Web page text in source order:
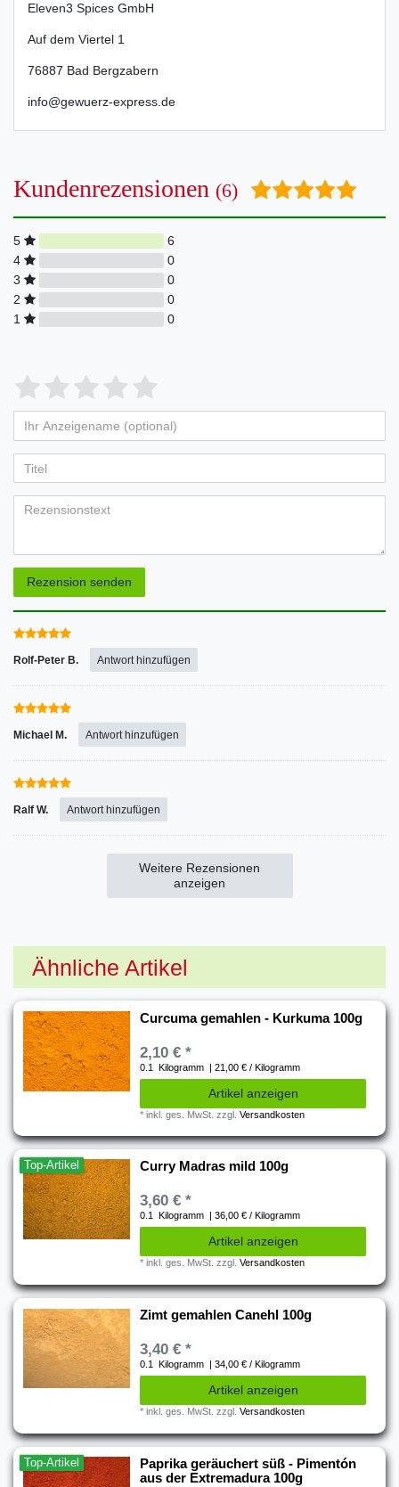
Eleven3 Spices GmbH
Auf dem Viertel 1
76887 Bad Bergzabern
info@gewuerz-express.de
Kundenrezensionen (6)
5
6
4
0
3
0
2
0
1
0
Bewertungssterne
von
5
Bewertungssternen
4
von
5
Bewertungssternen
3
von
5
Bewertungssternen
2
von
5
Bewertungssternen
1
von
5
Bewertungssternen
Anzeigename
(optional)
Rezension senden
Rolf-Peter B. Antwort hinzufügen
Michael M. Antwort hinzufügen
Ralf W. Antwort hinzufügen
Weitere Rezensionen
anzeigen
Ähnliche Artikel
Curcuma gemahlen - Kurkuma 100g
2,10 € *
0.1 Kilogramm | 21,00 € / Kilogramm
Artikel anzeigen
*inkl. ges. MwSt. zzgl.Versandkosten
Top-Artikel Curry Madras mild 100g
3,60 € *
0.1 Kilogramm | 36,00 € / Kilogramm
Artikel anzeigen
*inkl. ges. MwSt. zzgl.Versandkosten
Zimt gemahlen Canehl 100g
3,40 € *
0.1 Kilogramm | 34,00 € / Kilogramm
Artikel anzeigen
*inkl. ges. MwSt. zzgl.Versandkosten
Top-Artikel
Paprika geräuchert süß - Pimentón
aus der Extremadura 100g